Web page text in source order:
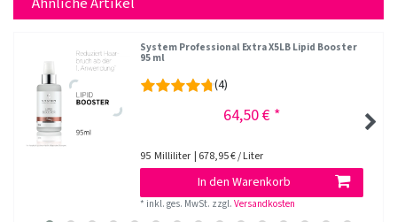
System Professional Extra X5LB Lipid Booster
95 ml
(4)
64,50 € *
95 Milliliter | 678,95 € / Liter
In den Warenkorb
* inkl. ges. MwSt. zzgl.Versandkosten